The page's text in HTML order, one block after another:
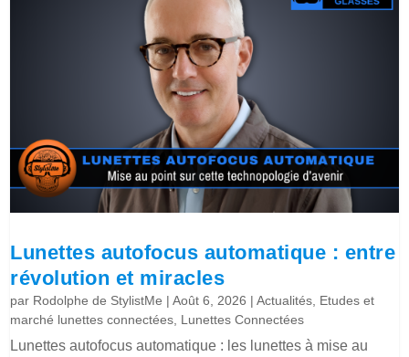
Lunettes autofocus automatique : entre
révolution et miracles
par Rodolphe de StylistMe |Août 6, 2026 |Actualités Etudes et
marché lunettes connectées Lunettes Connectées
Lunettes autofocus automatique : les lunettes à mise au